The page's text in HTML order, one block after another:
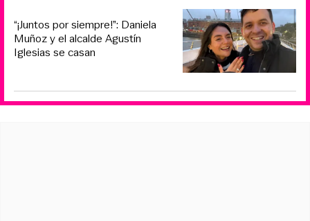
“¡Juntos por siempre!”: Daniela
Muñoz y el alcalde Agustín
Iglesias se casan